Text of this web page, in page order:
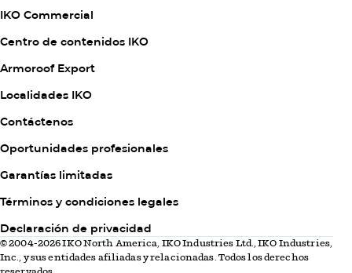
IKO Commercial
Centro de contenidos IKO
Armoroof Export
Column
Localidades IKO
Contáctenos
Oportunidades profesionales
Garantías limitadas
Column
Términos y condiciones legales
Declaración de privacidad
© 2004-2026 IKO North America, IKO Industries Ltd., IKO Industries,
Inc., y sus entidades afiliadas y relacionadas. Todos los derechos